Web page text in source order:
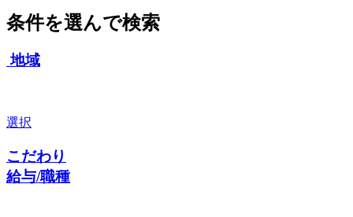
条件を選んで検索
地域
選択
こだわり
給与/職種